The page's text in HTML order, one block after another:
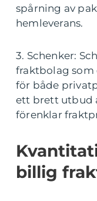
spårning av
hemleverans.
3. Schenker:
fraktbolag som
för både
ett brett utbud
förenklar
billig